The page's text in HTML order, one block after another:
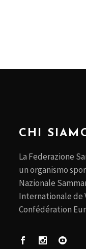
CHI
La Federazione
un organismo
Nazionale
Internationale de
Confédération